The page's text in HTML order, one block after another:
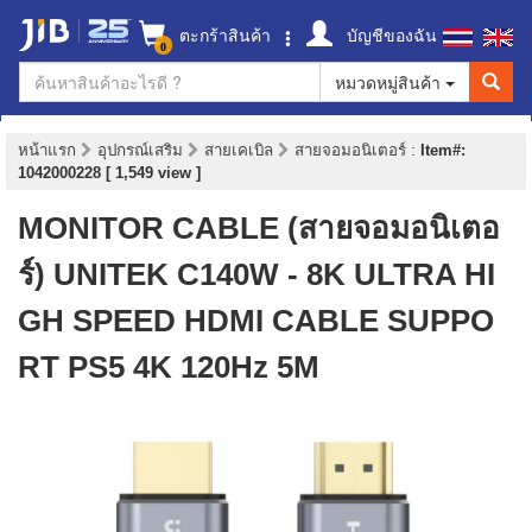
0 ตะกร้าสินค้า
บัญชีของฉัน
หมวดหมู่สินค้า
หน้าแรก อุปกรณ์เสริม สายเคเบิล สายจอมอนิเตอร์ : Item#:
1042000228 [ 1,549 view ]
MONITOR CABLE (สายจอมอนิเตอ
ร์) UNITEK C140W - 8K ULTRA HI
GH SPEED HDMI CABLE SUPPO
RT PS5 4K 120Hz 5M